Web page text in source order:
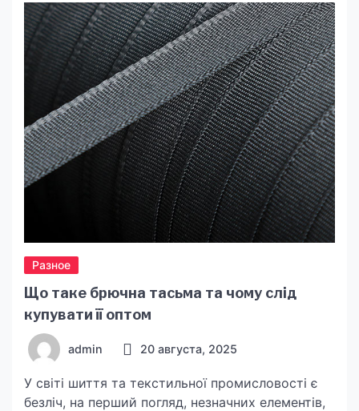
Разное
Що таке брючна тасьма та чому слід
купувати її оптом
admin 20 августа, 2025
У світі шиття та текстильної промисловості є
безліч, на перший погляд, незначних елементів,